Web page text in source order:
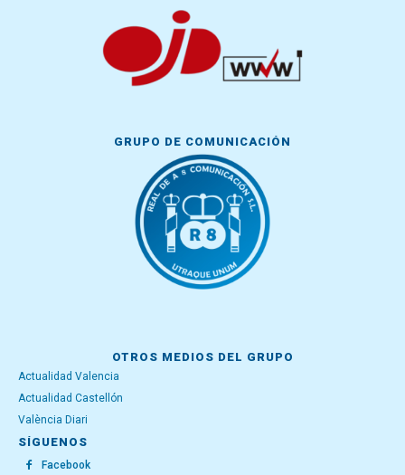
GRUPO DE COMUNICACIÓN
OTROS MEDIOS DEL GRUPO
Actualidad Valencia
Actualidad Castellón
València Diari
SÍGUENOS
Facebook